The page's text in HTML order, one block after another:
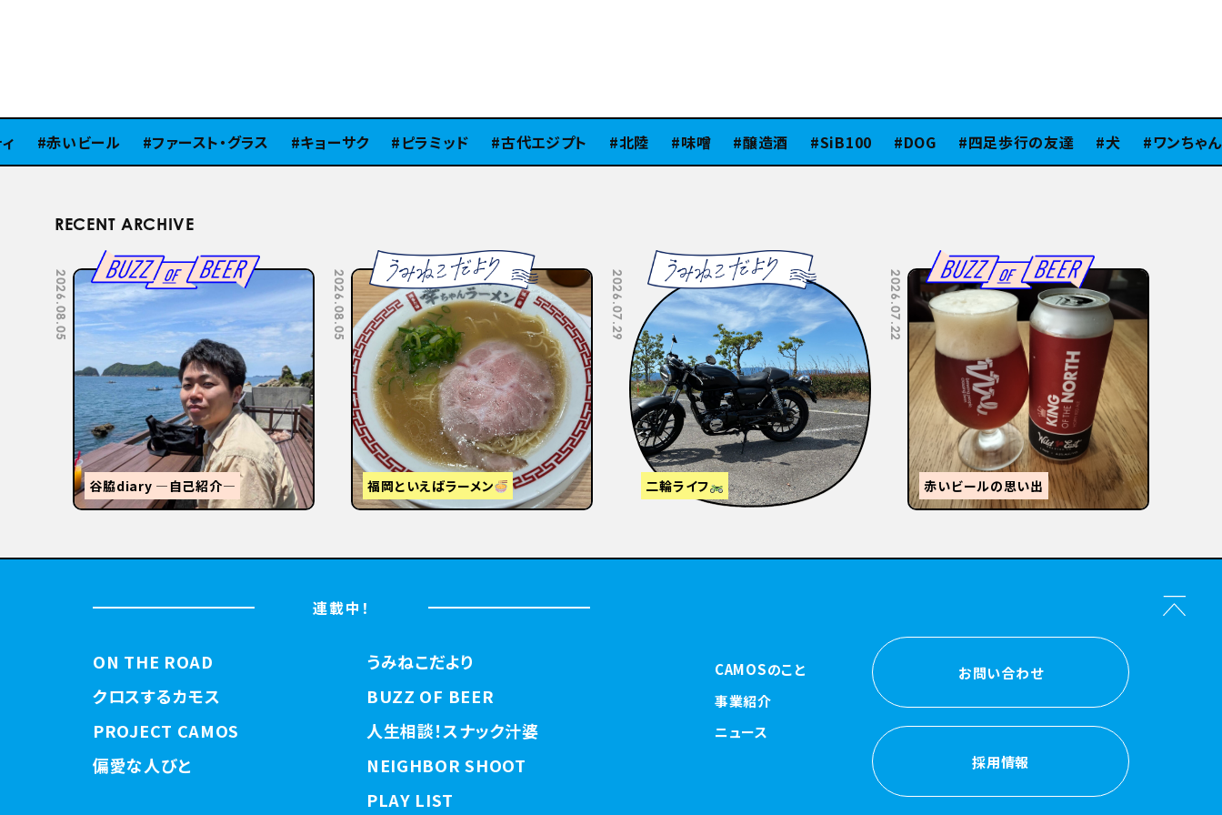
赤いビール ファースト・グラス キョーサク ピラミッド 古代エジプト 北陸 味噌 醸造酒 SiB100 DOG 四足歩行の友達 ワンちゃん
RECENT ARCHIVE
2026.07.22
STANDUMINEKOClosingPartyと
3tR
2026.07.15
【関西視察】東京から大阪・京都へ
2026.07.10
はじめまして
2026.07.08
森的ビール人生②
連載中！
ON THE ROAD
クロスするカモス
PROJECT CAMOS
偏愛な人びと
うみねこだより
BUZZ OF BEER
人生相談！スナック汁婆
NEIGHBOR SHOOT
PLAY LIST
CAMOSのこと
事業紹介
ニュース
お問い合わせ
採用情報